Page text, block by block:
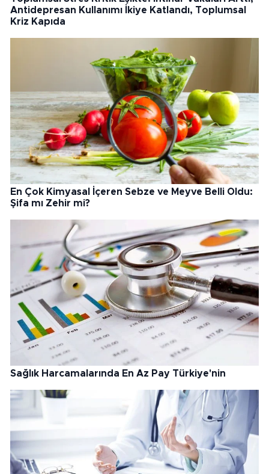
Antidepresan Kullanımı İkiye Katlandı, Toplumsal
Kriz Kapıda
En Çok Kimyasal İçeren Sebze ve Meyve Belli Oldu:
Şifa mı Zehir mi?
Sağlık Harcamalarında En Az Pay Türkiye'nin